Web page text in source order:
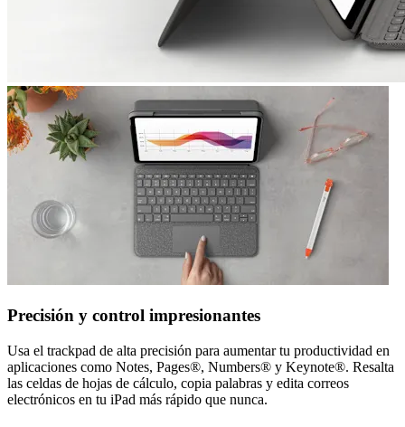
Precisión y control impresionantes
Usa el trackpad de alta precisión para aumentar tu productividad en
aplicaciones como Notes, Pages®, Numbers® y Keynote®. Resalta
las celdas de hojas de cálculo, copia palabras y edita correos
electrónicos en tu iPad más rápido que nunca.